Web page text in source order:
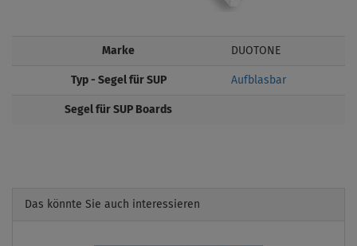
Marke DUOTONE
Typ - Segel für SUP Aufblasbar
Segel für SUP Boards
Das könnte Sie auch interessieren